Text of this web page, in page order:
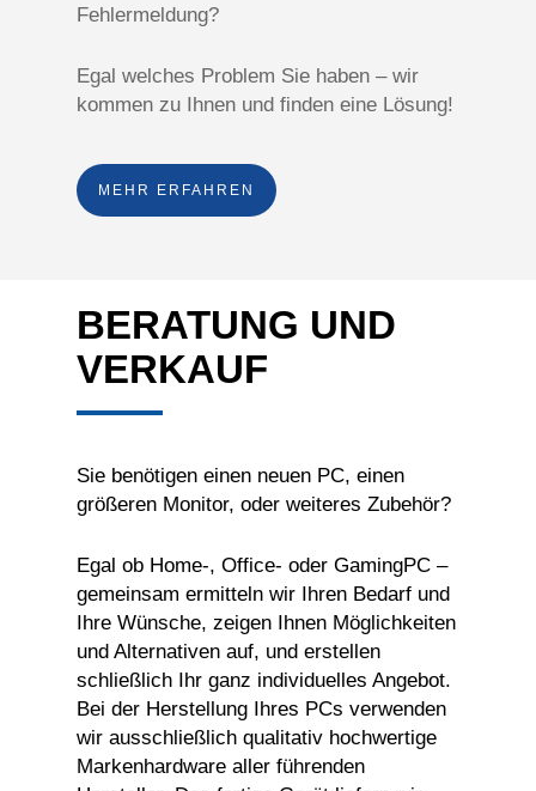
Fehlermeldung?
Egal welches Problem Sie haben – wir
kommen zu Ihnen und finden eine Lösung!
MEHR ERFAHREN
BERATUNG UND
VERKAUF
Sie benötigen einen neuen PC, einen
größeren Monitor, oder weiteres Zubehör?
Egal ob Home-, Office- oder GamingPC –
gemeinsam ermitteln wir Ihren Bedarf und
Ihre Wünsche, zeigen Ihnen Möglichkeiten
und Alternativen auf, und erstellen
schließlich Ihr ganz individuelles Angebot.
Bei der Herstellung Ihres PCs verwenden
wir ausschließlich qualitativ hochwertige
Markenhardware aller führenden